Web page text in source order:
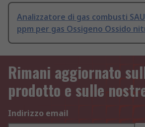
Analizzatore di gas combusti
ppm per gas Ossigeno Ossido
Rimani aggiornato
prodotto e sulle
Indirizzo email